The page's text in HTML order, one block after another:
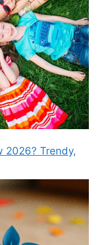
2026? Trendy,